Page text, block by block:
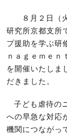
８月２日（
研究所京都支所
プ援助を学ぶ
ｎａｇｅｍｅｎ
を開催いたしま
だきました。
子ども虐待の
への早急な対応
機関につながっ